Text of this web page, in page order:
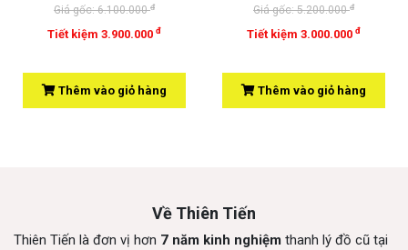
Giá gốc: 6.100.000đ
Tiết kiệm 3.900.000 đ
Thêm vào giỏ hàng
Giá gốc: 5.200.000đ
Tiết kiệm 3.000.000 đ
Thêm vào giỏ hàng
Về Thiên Tiến
Thiên Tiến là đơn vị hơn 7 năm kinh nghiệm thanh lý đồ cũ tại